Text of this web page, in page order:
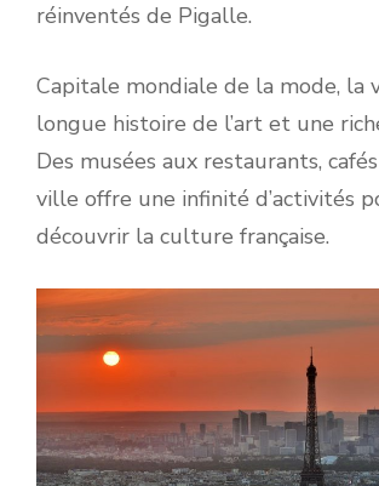
réinventés de Pigalle.
Capitale mondiale de la mode, la
longue histoire de l’art et une
Des musées aux restaurants,
ville offre une infinité d’activités
découvrir la culture française.